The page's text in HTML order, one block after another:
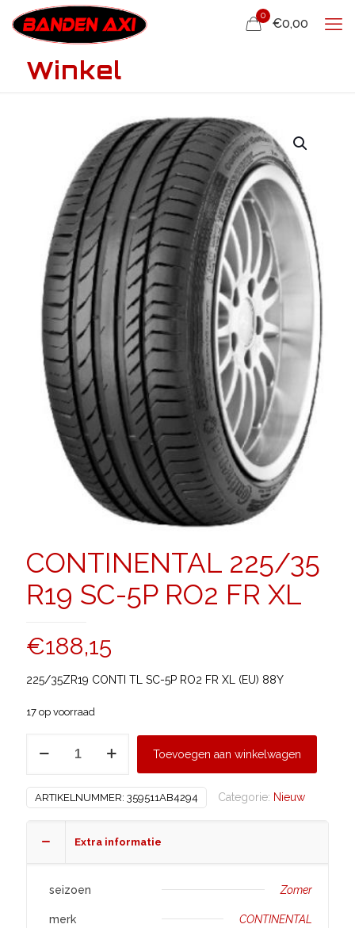
0
€0,00
Winkel
CONTINENTAL 225/35
R19 SC-5P RO2 FR XL
€188,15
225/35ZR19 CONTI TL SC-5P RO2 FR XL (EU) 88Y
17 op voorraad
SC-
RO2
Toevoegen aan winkelwagen
ARTIKELNUMMER: 359511AB4294 Categorie: Nieuw
Extra informatie
seizoen Zomer
merk CONTINENTAL